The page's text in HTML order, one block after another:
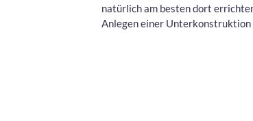
natürlich am besten dort
Anlegen einer Unterkonstruktion